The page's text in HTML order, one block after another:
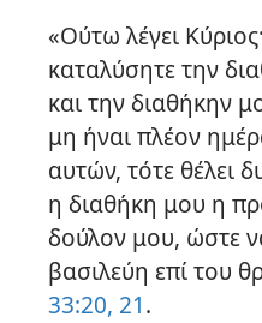
«Ούτω λέγει
καταλύσητε την
και την διαθήκην
μη ήναι πλέον
αυτών, τότε θέλει
η διαθήκη μου η
δούλον μου, ώστε
βασιλεύη επί του
33:20, 21.